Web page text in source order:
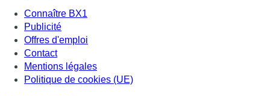
Connaître BX1
Publicité
Offres d'emploi
Contact
Mentions légales
Politique de cookies (UE)